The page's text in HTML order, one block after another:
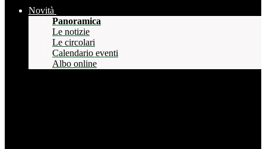
Novità
Panoramica
Le notizie
Le circolari
Calendario eventi
Albo online